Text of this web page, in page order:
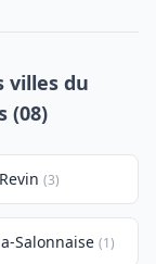
villes du
(08)
Revin (3)
Salonnaise (1)